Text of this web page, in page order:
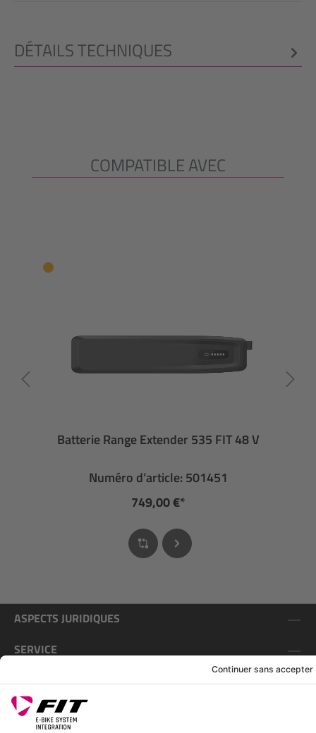
DÉTAILS TECHNIQUES
Ignorer la galerie de produits
COMPATIBLE AVEC
Batterie Range Extender 535 FIT 48 V
Numéro d’article: 501451
749,00 €*
ASPECTS JURIDIQUES
SERVICE